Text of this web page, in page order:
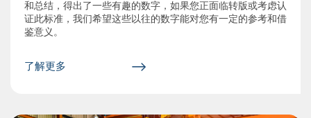
和总结，得出了一些有趣的数字，如果您正面临转版或考虑认
证此标准，我们希望这些以往的数字能对您有一定的参考和借
鉴意义。
了解更多